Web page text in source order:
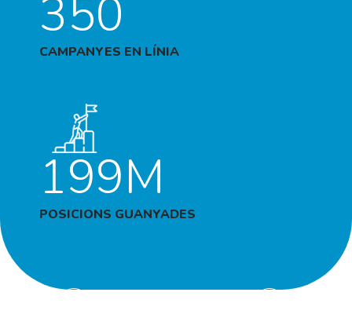
350
CAMPANYES EN LÍNIA
199M
POSICIONS GUANYADES